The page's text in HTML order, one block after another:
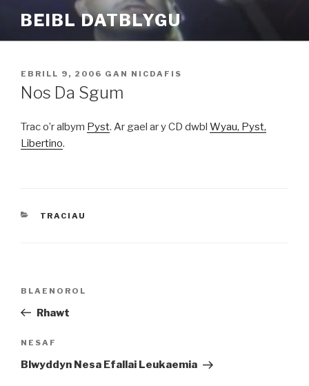
cynnwys
BEIBL DATBLYGU
COFNODWYD
AR
EBRILL 9, 2006 GAN NICDAFIS
Nos Da Sgum
Trac o’r albym Pyst. Ar gael ar y CD dwbl Wyau, Pyst,
Libertino.
CATEGORÏAU
TRACIAU
Cofnod
Blaenorol
BLAENOROL
Rhawt
Cofnod
Nesaf
NESAF
Blwyddyn Nesa Efallai Leukaemia